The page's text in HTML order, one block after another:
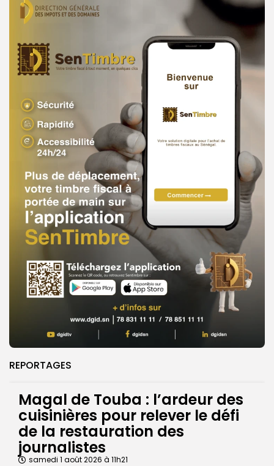
REPORTAGES
Magal de Touba : l’ardeur des
cuisinières pour relever le défi
de la restauration des
journalistes
samedi 1 août 2026 à 11h21